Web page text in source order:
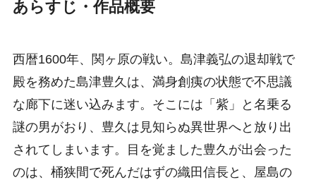
あらすじ・作品概要
西暦1600年、関ヶ原の戦い。島津義弘の退却戦で
殿を務めた島津豊久は、満身創痍の状態で不思議
な廊下に迷い込みます。そこには「紫」と名乗る
謎の男がおり、豊久は見知らぬ異世界へと放り出
されてしまいます。目を覚ました豊久が出会った
のは、桶狭間で死んだはずの織田信長と、屋島の